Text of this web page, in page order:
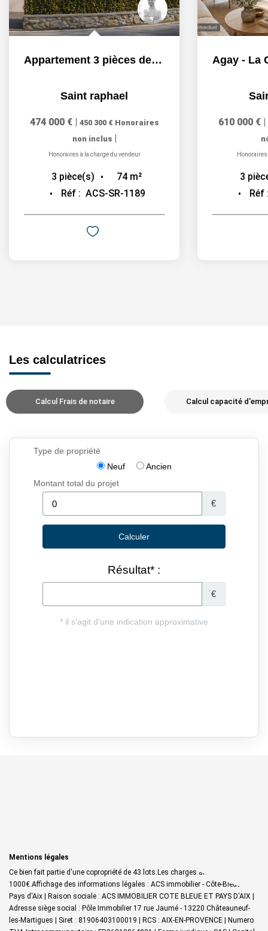
Appartement 3 pièces de 74m2 haut de gamme - Saint-Raphaël
Saint raphael
474 000 € | 450 300 € Honoraires
non inclus |
Honoraires à la charge du vendeur
3 pièce(s) 74 m²
Réf : ACS-SR-1189
610 000 € |
3
Réf
Les calculatrices
Calcul Frais de notaire Calcul capacité
Mentions légales
Ce bien fait partie d'une copropriété de 43 lots.Les charges annuelles sont de
1000€. Affichage des informations légales : ACS immobilier - Côte-Bleue &
Pays d'Aix | Raison sociale : ACS IMMOBILIER COTE BLEUE ET PAYS D'AIX |
Adresse siège social : Pôle Immobilier 17 rue Jaumé - 13220 Châteauneuf-
les-Martigues | Siret : 81906403100019 | RCS : AIX-EN-PROVENCE | Numero